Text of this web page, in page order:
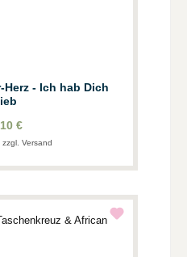
- Ich hab Dich
€
zzgl. Versand